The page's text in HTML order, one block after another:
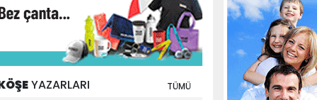
YAZARLARI TÜMÜ